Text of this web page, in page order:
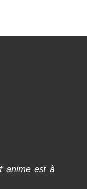
anime est à